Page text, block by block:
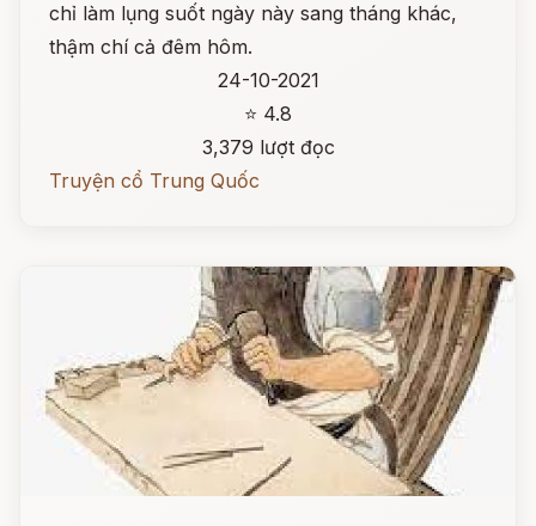
chỉ làm lụng suốt ngày này sang tháng khác,
thậm chí cả đêm hôm.
24-10-2021
⭐ 4.8
3,379 lượt đọc
Truyện cổ Trung Quốc